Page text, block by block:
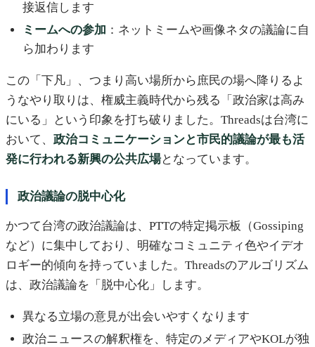
接返信します
ミームへの参加 ：ネットミームや画像ネタの議論に自
ら加わります
この「下凡」、つまり高い場所から庶民の場へ降りるよ
うなやり取りは、権威主義時代から残る「政治家は高み
にいる」という印象を打ち破りました。Threadsは台湾に
おいて、 政治コミュニケーションと市民的議論が最も活
発に行われる新興の公共広場となっています。
政治議論の脱中心化
かつて台湾の政治議論は、PTTの特定掲示板（Gossiping
など）に集中しており、明確なコミュニティ色やイデオ
ロギー的傾向を持っていました。Threadsのアルゴリズム
は、政治議論を「脱中心化」します。
異なる立場の意見が出会いやすくなります
政治ニュースの解釈権を、特定のメディアやKOLが独